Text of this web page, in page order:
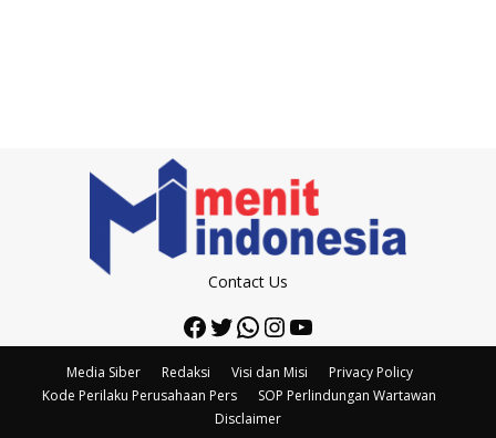
Contact Us
Facebook
Twitter
WhatsApp
Instagram
YouTube
Media Siber Redaksi Visi dan Misi
Privacy Policy
Kode Perilaku Perusahaan Pers
SOP Perlindungan Wartawan
Disclaimer